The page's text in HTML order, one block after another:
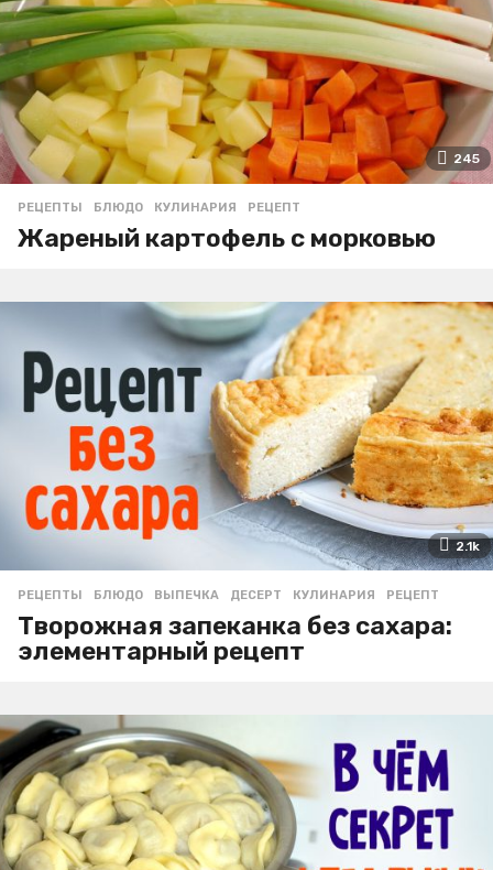
245
РЕЦЕПТЫ БЛЮДО ,КУЛИНАРИЯ ,РЕЦЕПТ
Жареный картофель с морковью
2.1k
РЕЦЕПТЫ БЛЮДО ,ВЫПЕЧКА ,ДЕСЕРТ ,КУЛИНАРИЯ ,РЕЦЕПТ
Творожная запеканка без сахара:
элементарный рецепт